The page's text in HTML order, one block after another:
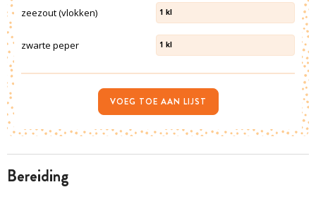
bereiding
zeezout (vlokken) 1 kl
zwarte peper 1 kl
VOEG TOE AAN LIJST